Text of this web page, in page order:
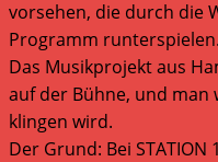
vorsehen, die durch die
Programm
Das Musikprojekt aus
auf der Bühne, und man
klingen wird.
Der Grund: Bei